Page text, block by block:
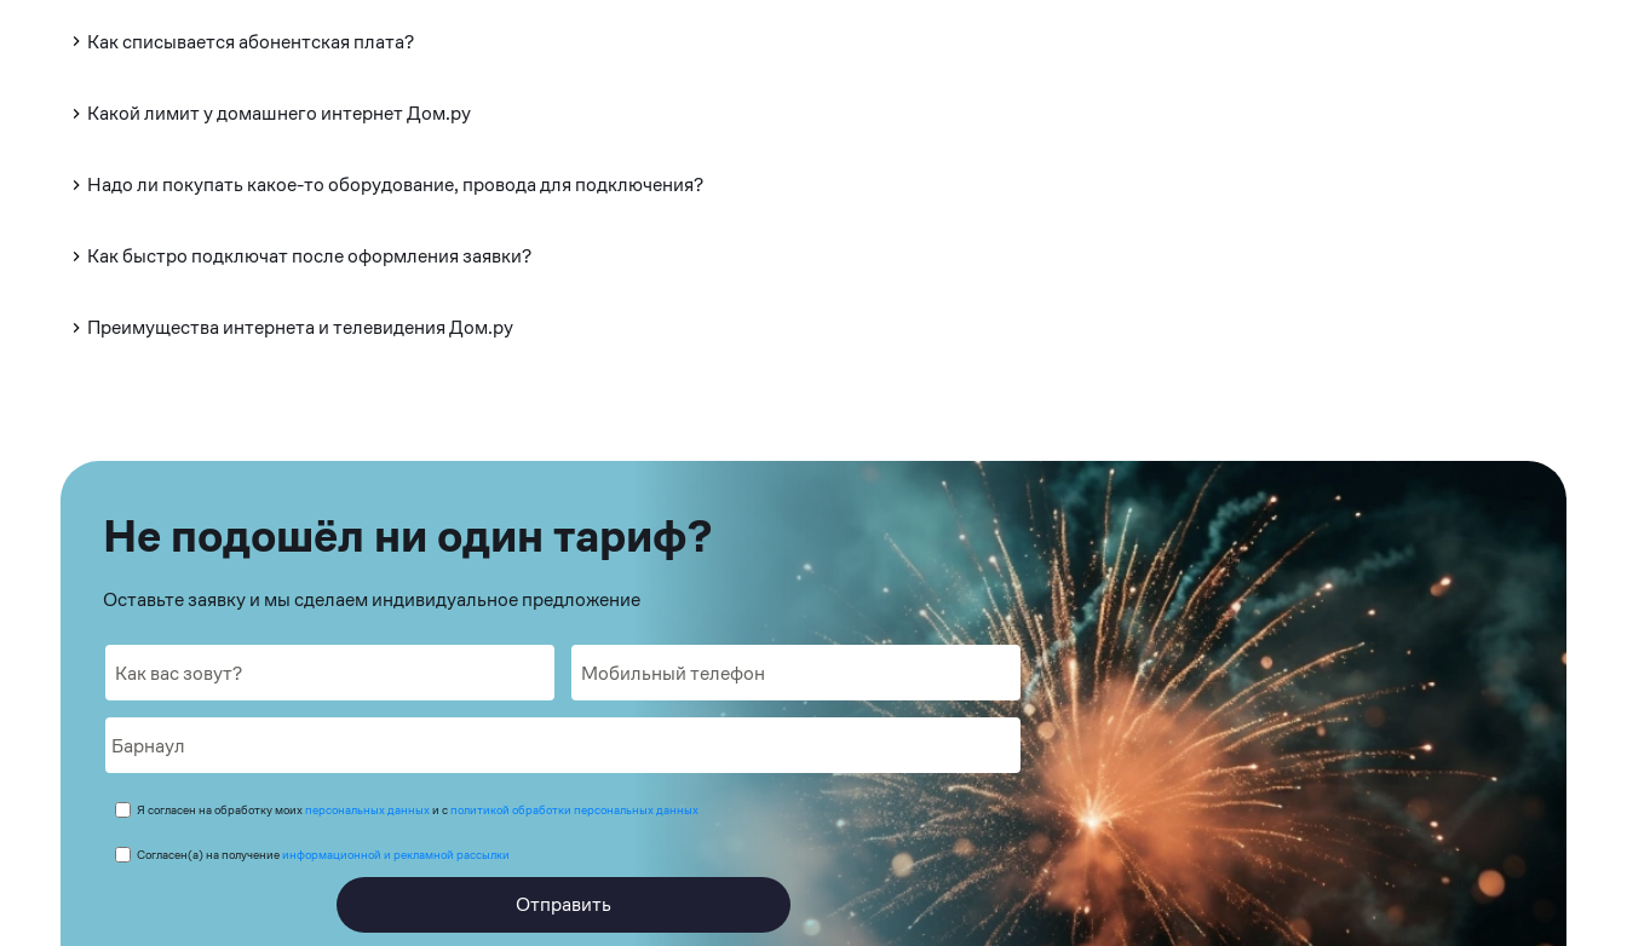
Как списывается абонентская плата?
Какой лимит у домашнего интернет Дом.ру
Надо ли покупать какое-то оборудование, провода для подключения?
Как быстро подключат после оформления заявки?
Преимущества интернета и телевидения Дом.ру
Не подошёл ни один тариф?
Оставьте заявку и мы сделаем индивидуальное предложение
Я согласен на обработку моихперсональных данныхи сполитикой обработки персональных данных
Согласен(а) на получениеинформационной и рекламной рассылки
Отправить